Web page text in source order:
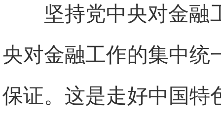
坚持党中央对金融
央对金融工作的集中统
保证。这是走好中国特